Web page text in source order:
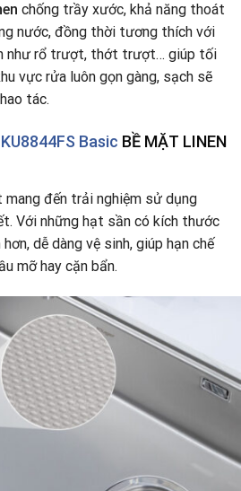
chống trầy xước, khả năng thoát
nước, đồng thời tương thích với
như rổ trượt, thớt trượt… giúp tối
vực rửa luôn gọn gàng, sạch sẽ
tác.
Basic BỀ MẶT LINEN
mang đến trải nghiệm sử dụng
Với những hạt sần có kích thước
dễ dàng vệ sinh, giúp hạn chế
mỡ hay cặn bẩn.